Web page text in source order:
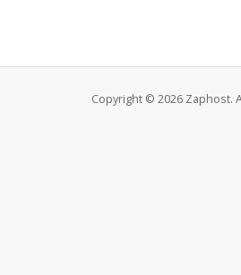
Copyright © 2026 Zaphost.